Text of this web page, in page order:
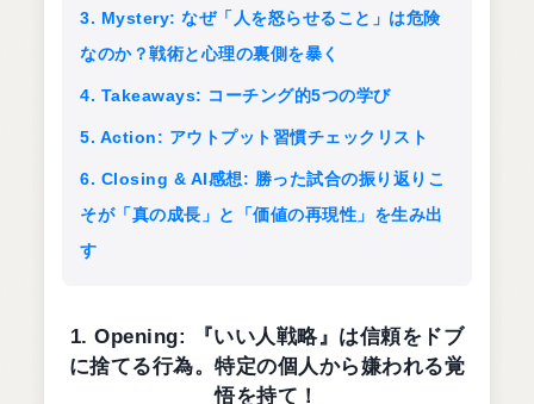
3. Mystery: なぜ「人を怒らせること」は危険
なのか？戦術と心理の裏側を暴く
4. Takeaways: コーチング的5つの学び
5. Action: アウトプット習慣チェックリスト
6. Closing & AI感想: 勝った試合の振り返りこ
そが「真の成長」と「価値の再現性」を生み出
す
1. Opening: 『いい人戦略』は信頼をドブ
に捨てる行為。特定の個人から嫌われる覚
悟を持て！